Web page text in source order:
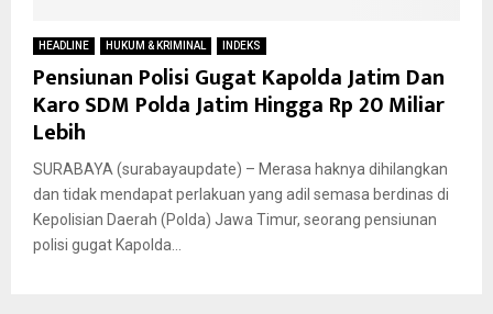
HEADLINE HUKUM & KRIMINAL INDEKS
Pensiunan Polisi Gugat Kapolda Jatim Dan
Karo SDM Polda Jatim Hingga Rp 20 Miliar
Lebih
SURABAYA (surabayaupdate) – Merasa haknya dihilangkan
dan tidak mendapat perlakuan yang adil semasa berdinas di
Kepolisian Daerah (Polda) Jawa Timur, seorang pensiunan
polisi gugat Kapolda...